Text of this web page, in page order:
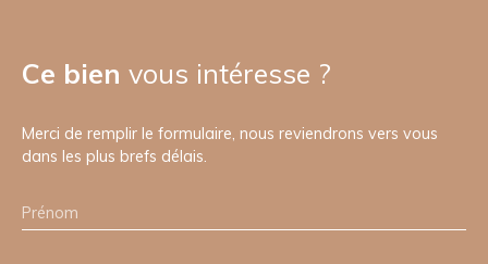
Ce bien vous intéresse ?
Merci de remplir le formulaire, nous reviendrons vers vous
dans les plus brefs délais.
Prénom